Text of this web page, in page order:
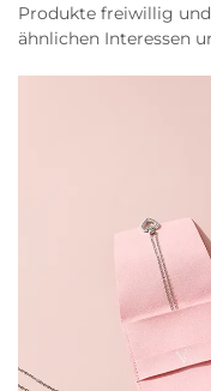
Produkte freiwillig
ähnlichen Interessen